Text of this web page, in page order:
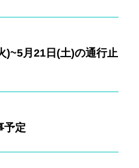
)~5月21日(土)の通行止
予定